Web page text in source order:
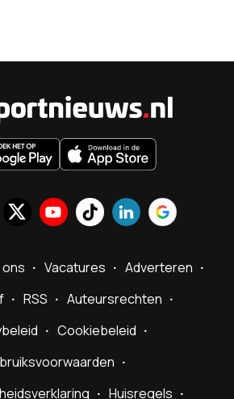
Vacatures
Adverteren
RSS
Auteursrechten
Cookiebeleid
Huisregels